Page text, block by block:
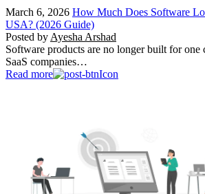
March 6, 2026 How Much Does Software
USA? (2026 Guide)
Posted by Ayesha Arshad
Software products are no longer built for one
SaaS companies…
Read more